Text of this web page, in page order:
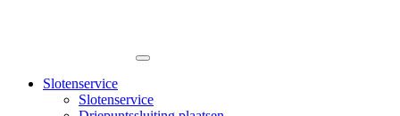
Slotenservice
Slotenservice